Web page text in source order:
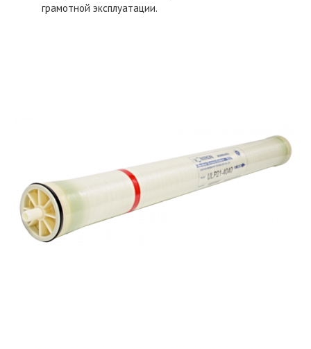
грамотной эксплуатации.